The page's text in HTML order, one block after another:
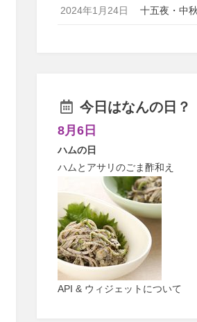
2024年1月24日 十五夜・中
今日はなんの日？
8月6日
ハムの日
ハムとアサリのごま酢和え
API & ウィジェットについて